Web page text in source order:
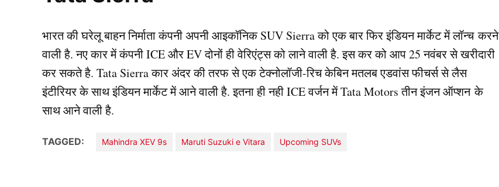
भारत की घरेलू बाहन निर्माता कंपनी अपनी आइकॉनिक SUV Sierra को एक बार फिर इंडियन मार्केट में लॉन्च करने
वाली है. नए कार में कंपनी ICE और EV दोनों ही वेरिएंट्स को लाने वाली है. इस कर को आप 25 नवंबर से खरीदारी
कर सकते है. Tata Sierra कार अंदर की तरफ से एक टेक्नोलॉजी-रिच केबिन मतलब एडवांस फीचर्स से लैस
इंटीरियर के साथ इंडियन मार्केट में आने वाली है. इतना ही नही ICE वर्जन में Tata Motors तीन इंजन ऑप्शन के
साथ आने वाली है.
TAGGED: Mahindra XEV 9s Maruti Suzuki e Vitara Upcoming SUVs